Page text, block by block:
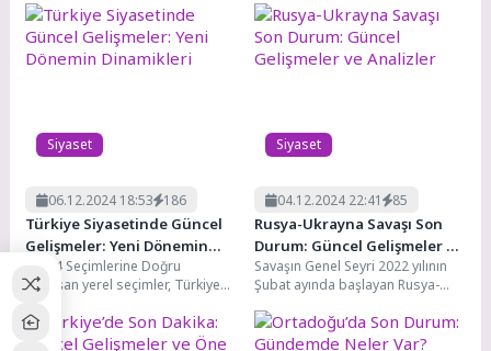
zaman belirli zorlukları
beraberinde getirir. Bu...
vermek ve mevcut sorunları...
Siyaset
06.12.2024 18:53 186
Türkiye Siyasetinde Güncel
Gelişmeler: Yeni Dönemin
Dinamikleri
2024 Seçimlerine Doğru
Yaklaşan yerel seçimler, Türkiye
maddelerinden biri....
Siyaset
04.12.2024 22:41 85
Rusya-Ukrayna Savaşı Son
Durum: Güncel Gelişmeler ve
Analizler
Savaşın Genel Seyri 2022 yılının
Şubat ayında başlayan Rusya-
doğusunda büyük bir jeopolitik...